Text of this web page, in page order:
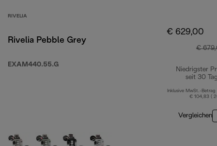
RIVELIA
Rivelia Pebble Grey
EXAM440.55.G
€ 629,00
€
Niedrigster
seit 30
Inklusive MwSt.-Betrag
€ 104,83 (
Vergleichen